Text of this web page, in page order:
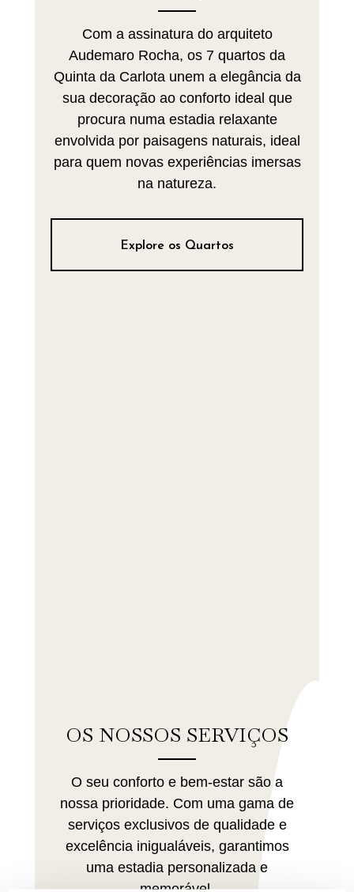
Com a assinatura do arquiteto
Audemaro Rocha, os 7 quartos da
Quinta da Carlota unem a elegância da
sua decoração ao conforto ideal que
procura numa estadia relaxante
envolvida por paisagens naturais, ideal
para quem novas experiências imersas
na natureza.
Explore os Quartos
OS NOSSOS SERVIÇOS
O seu conforto e bem-estar são a
nossa prioridade. Com uma gama de
serviços exclusivos de qualidade e
excelência inigualáveis, garantimos
uma estadia personalizada e
memorável.